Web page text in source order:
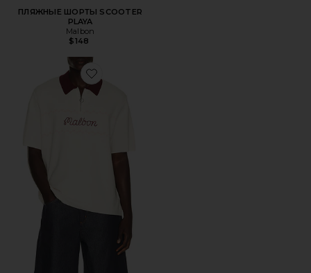
ПЛЯЖНЫЕ ШОРТЫ SCOOTER
PLAYA
Malbon
$148
Favorite СВИТЕР-ПОЛО BENNY